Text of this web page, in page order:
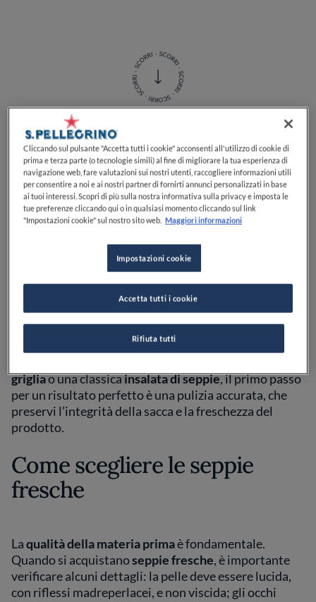
Un gesto semplice ma
delicato che fa la differenza
tra un buon piatto di mare e
un capolavoro di gusto
Pulire leseppie frescherichiede attenzione e
manualità, ma con i giusti accorgimenti diventa
un’operazione alla portata di tutti. Questo mollusco,
parente stretto di calamari e polpi, è molto
apprezzato in cucina per la carne tenera e saporita.
grigliao una classicainsalata di seppie, il primo passo
per un risultato perfetto è una pulizia accurata, che
preservi l’integrità della sacca e la freschezza del
prodotto.
Come scegliere le seppie
fresche
Laqualità della materia primaè fondamentale.
Quando si acquistanoseppie fresche, è importante
verificare alcuni dettagli: la pelle deve essere lucida,
con riflessi madreperlacei, e non viscida; gli occhi
Cliccando sul pulsante "Accetta tutti i cookie" acconsenti all'utilizzo di cookie di
prima e terza parte (o tecnologie simili) al fine di migliorare la tua esperienza di
navigazione web, fare valutazioni sui nostri utenti, raccogliere informazioni utili
per consentire a noi e ai nostri partner di fornirti annunci personalizzati in base
ai tuoi interessi. Scopri di più sulla nostra informativa sulla privacy e imposta le
tue preferenze cliccando qui o in qualsiasi momento cliccando sul link
"Impostazioni cookie" sul nostro sito web. Maggiori informazioni
Impostazioni cookie
Rifiuta tutti
Accetta tutti i cookie